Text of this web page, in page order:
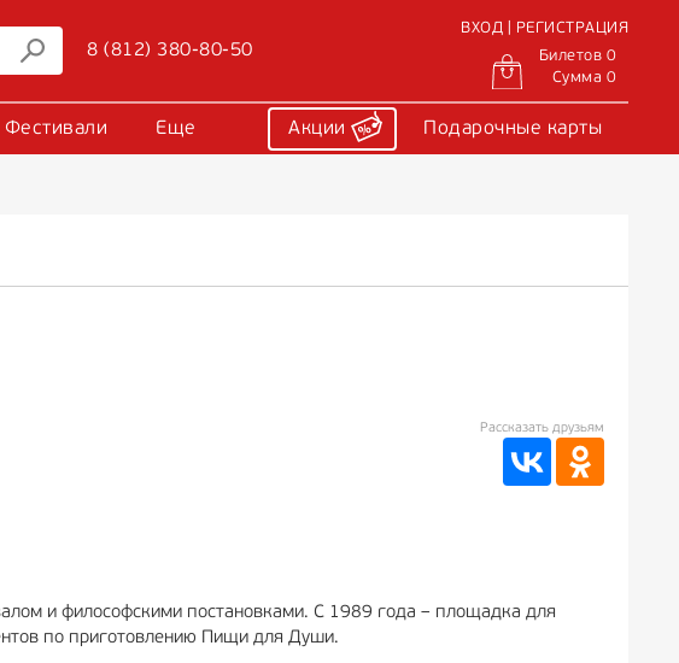
8 (812) 380-80-50
ВХОД | РЕГИСТРАЦИЯ
Билетов 0
Сумма 0
Фестивали Еще Акции Подарочные карты
Рассказать друзьям
и философскими постановками. С 1989 года – площадка для
по приготовлению Пищи для Души.